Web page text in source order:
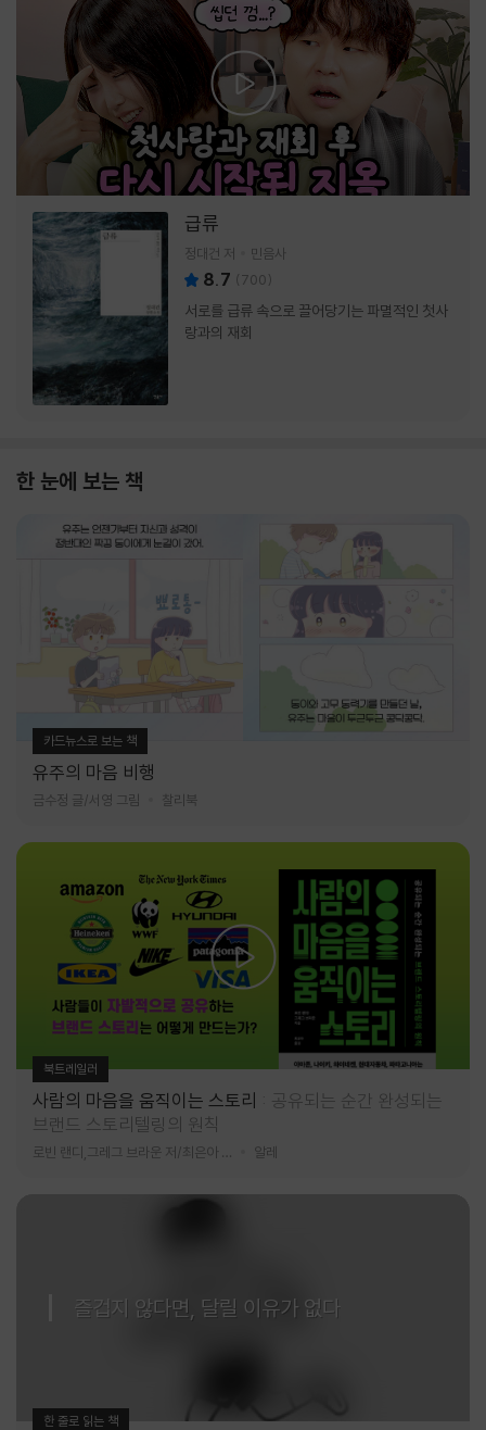
급류
정대건 저 민음사
8.7 (700)
서로를 급류 속으로 끌어당기는 파멸적인 첫사
랑과의 재회
한 눈에 보는 책
카드뉴스로 보는 책
유주의 마음 비행
금수정 글/서영 그림 찰리북
북트레일러
사람의 마음을 움직이는 스토리
공유되는 순간 완성되는
브랜드 스토리텔링의 원칙
알레
즐겁지 않다면, 달릴 이유가 없다
한 줄로 읽는 책